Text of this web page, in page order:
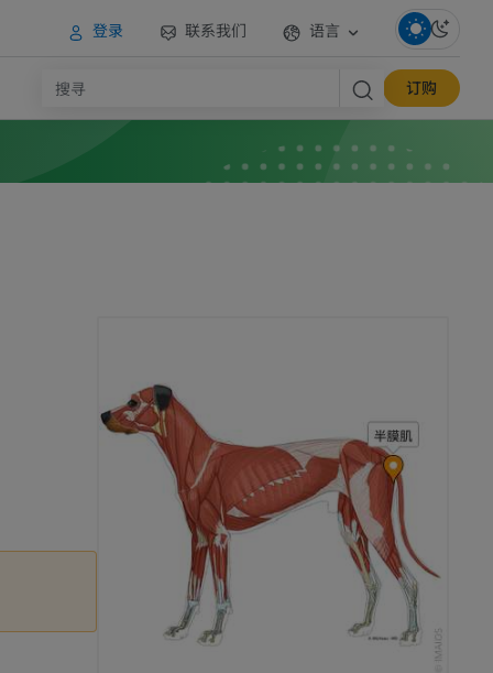
登录 联系我们 语言
订购